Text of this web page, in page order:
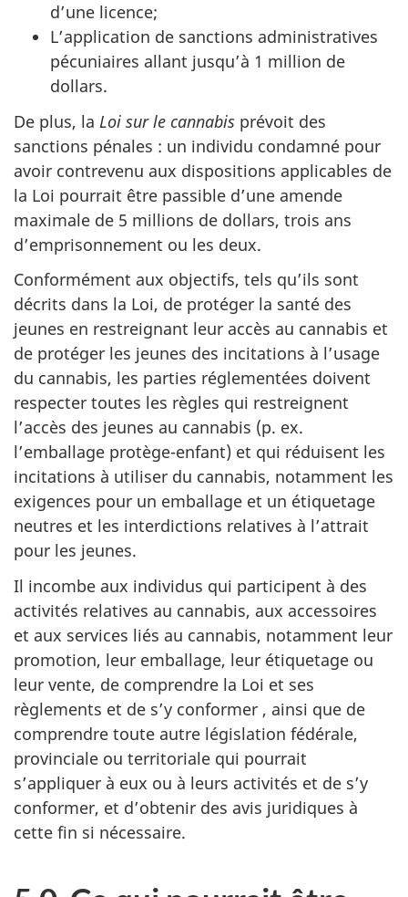
d’une licence;
L’application de sanctions administratives
pécuniaires allant jusqu’à 1 million de
dollars.
De plus, la Loi sur le cannabis prévoit des
sanctions pénales : un individu condamné pour
avoir contrevenu aux dispositions applicables de
la Loi pourrait être passible d’une amende
maximale de 5 millions de dollars, trois ans
d’emprisonnement ou les deux.
Conformément aux objectifs, tels qu’ils sont
décrits dans la Loi, de protéger la santé des
jeunes en restreignant leur accès au cannabis et
de protéger les jeunes des incitations à l’usage
du cannabis, les parties réglementées doivent
respecter toutes les règles qui restreignent
l’accès des jeunes au cannabis (p. ex.
l’emballage protège-enfant) et qui réduisent les
incitations à utiliser du cannabis, notamment les
exigences pour un emballage et un étiquetage
neutres et les interdictions relatives à l’attrait
pour les jeunes.
Il incombe aux individus qui participent à des
activités relatives au cannabis, aux accessoires
et aux services liés au cannabis, notamment leur
promotion, leur emballage, leur étiquetage ou
leur vente, de comprendre la Loi et ses
règlements et de s’y conformer , ainsi que de
comprendre toute autre législation fédérale,
provinciale ou territoriale qui pourrait
s’appliquer à eux ou à leurs activités et de s’y
conformer, et d’obtenir des avis juridiques à
cette fin si nécessaire.